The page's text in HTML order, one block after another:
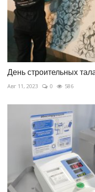
День строительных
Авг 11, 2023 0 586